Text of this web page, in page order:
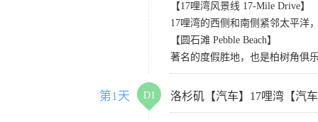
【17哩湾风景线 17-Mile Drive】
17哩湾的西侧和南侧紧邻太平洋
【圆石滩 Pebble Beach】
著名的度假胜地，也是柏树角俱
第1天 D1 洛杉矶【汽车】17哩湾【汽